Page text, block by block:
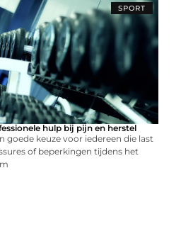
SPORT
hulp bij pijn en herstel
goede keuze voor iedereen die last
of beperkingen tijdens het